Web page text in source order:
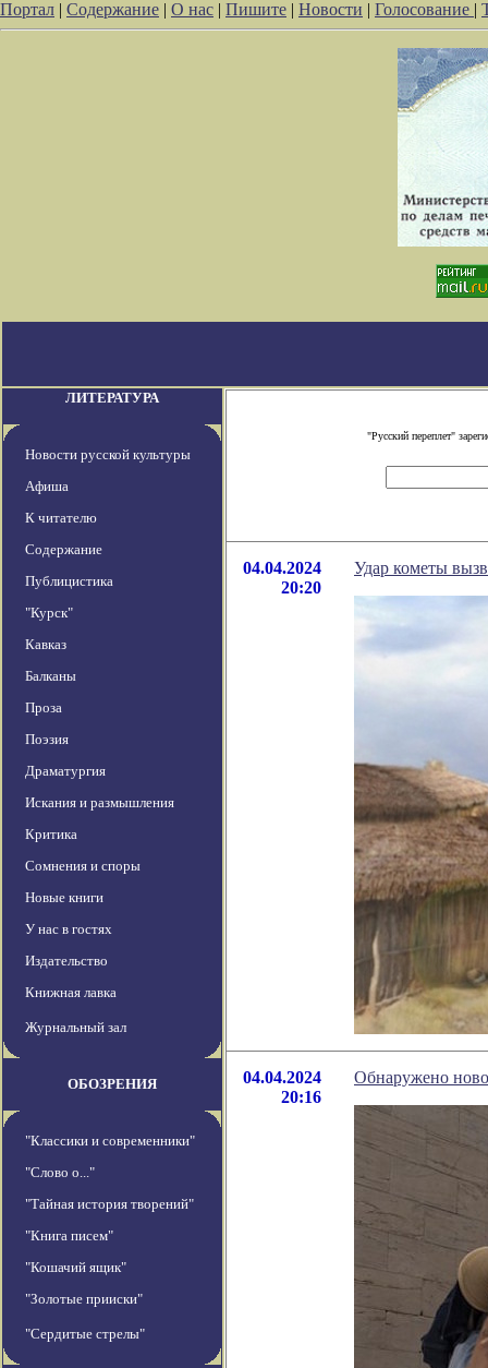
Портал | Содержание | О нас | Пишите | Новости | Голосование |
ЛИТЕРАТУРА
Новости русской культуры
Афиша
К читателю
Содержание
Публицистика
"Курск"
Кавказ
Балканы
Проза
Поэзия
Драматургия
Искания и размышления
Критика
Сомнения и споры
Новые книги
У нас в гостях
Издательство
Книжная лавка
Журнальный зал
ОБОЗРЕНИЯ
"Классики и современники"
"Слово о..."
"Тайная история творений"
"Книга писем"
"Кошачий ящик"
"Золотые прииски"
"Сердитые стрелы"
"Русский переплет"
04.04.2024
20:20
Удар кометы
04.04.2024
20:16
Обнаружено